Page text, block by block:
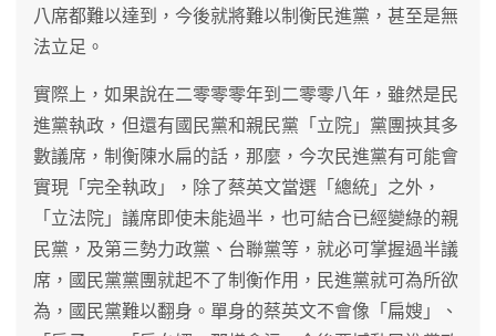
八席都難以達到，今後就將難以制衡民進黨，甚至是無
法立足。
實際上，如果說在二零零零年到二零零八年，雖然是民
進黨執政，但還有國民黨和親民黨「立院」黨團挾其多
數議席，制衡陳水扁的話，那麼，今次民進黨有可能會
實現「完全執政」，除了蔡英文當選「總統」之外，
「立法院」議席即使未能過半，也可結合已經變綠的親
民黨，及第三勢力政黨、台聯黨等，就必可掌握過半議
席，國民黨黨團就起不了制衡作用，民進黨就可為所欲
為，國民黨難以翻身。單身的蔡英文不會像「扁嫂」、